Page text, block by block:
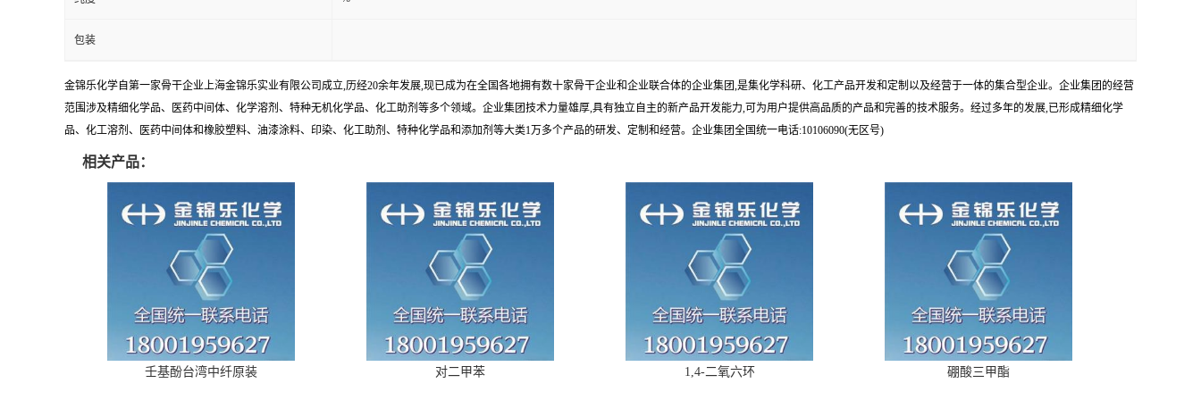
包装
金锦乐化学自第一家骨干企业上海金锦乐实业有限公司成立,历经20余年发展,现已成为在全国各地拥有数十家骨干企业和企业联合体的企业集团,是集化学科研、化工产品开发和定制以及经营于一体的集合型企业。企业集团的经营
范围涉及精细化学品、医药中间体、化学溶剂、特种无机化学品、化工助剂等多个领域。企业集团技术力量雄厚,具有独立自主的新产品开发能力,可为用户提供高品质的产品和完善的技术服务。经过多年的发展,已形成精细化学
品、化工溶剂、医药中间体和橡胶塑料、油漆涂料、印染、化工助剂、特种化学品和添加剂等大类1万多个产品的研发、定制和经营。企业集团全国统一电话:10106090(无区号)
相关产品：
壬基酚台湾中纤原装 对二甲苯 1,4-二氧六环 硼酸三甲酯